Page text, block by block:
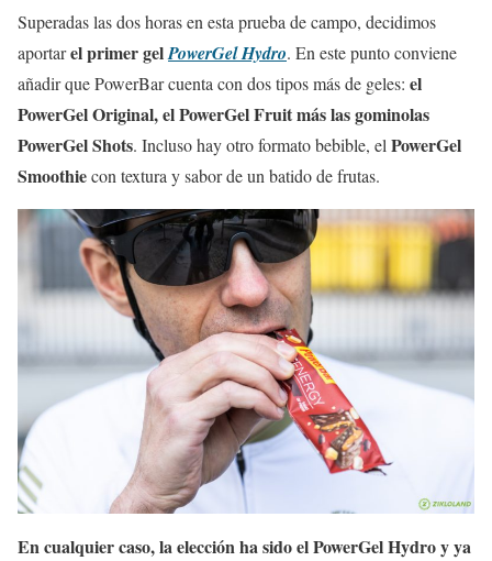
Superadas las dos horas en esta prueba de campo, decidimos
aportarel primer gelPowerGel Hydro. En este punto conviene
añadir que PowerBar cuenta con dos tipos más de geles: el
PowerGel Original, el PowerGel Fruit más las gominolas
PowerGel Shots. Incluso hay otro formato bebible, el PowerGel
Smoothiecon textura y sabor de un batido de frutas.
En cualquier caso, la elección ha sido el PowerGel Hydro y ya